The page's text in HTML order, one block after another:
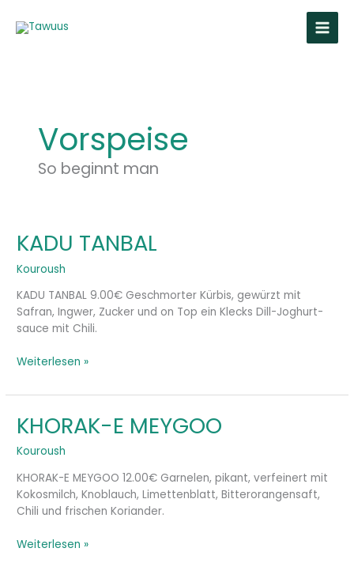
Inhalt
Vorspeise
So beginnt man
KADU TANBAL
Kouroush
KADU TANBAL 9.00€ Geschmorter Kürbis, gewürzt mit
Safran, Ingwer, Zucker und on Top ein Klecks Dill-Joghurt-
sauce mit Chili.
KADU
TANBAL
Weiterlesen »
KHORAK-E MEYGOO
Kouroush
KHORAK-E MEYGOO 12.00€ Garnelen, pikant, verfeinert mit
Kokosmilch, Knoblauch, Limettenblatt, Bitterorangensaft,
Chili und frischen Koriander.
KHORAK-
E
MEYGOO
Weiterlesen »